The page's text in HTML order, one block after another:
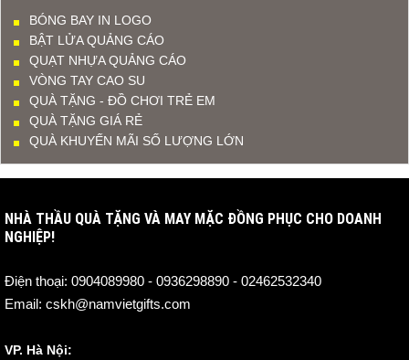
BÓNG BAY IN LOGO
BẬT LỬA QUẢNG CÁO
QUẠT NHỰA QUẢNG CÁO
VÒNG TAY CAO SU
QUÀ TẶNG - ĐỒ CHƠI TRẺ EM
QUÀ TẶNG GIÁ RẺ
QUÀ KHUYẾN MÃI SỐ LƯỢNG LỚN
NHÀ THẦU QUÀ TẶNG VÀ MAY MẶC ĐỒNG PHỤC CHO DOANH
NGHIỆP!
Điện thoại: 0904089980 - 0936298890 - 02462532340
Email: cskh@namvietgifts.com
VP. Hà Nội: